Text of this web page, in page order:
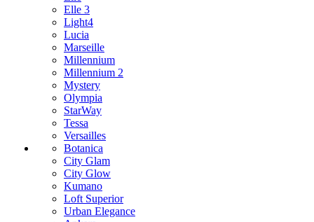
Elle 3
Light4
Lucia
Marseille
Millennium
Millennium 2
Mystery
Olympia
StarWay
Tessa
Versailles
Botanica
City Glam
City Glow
Kumano
Loft Superior
Urban Elegance